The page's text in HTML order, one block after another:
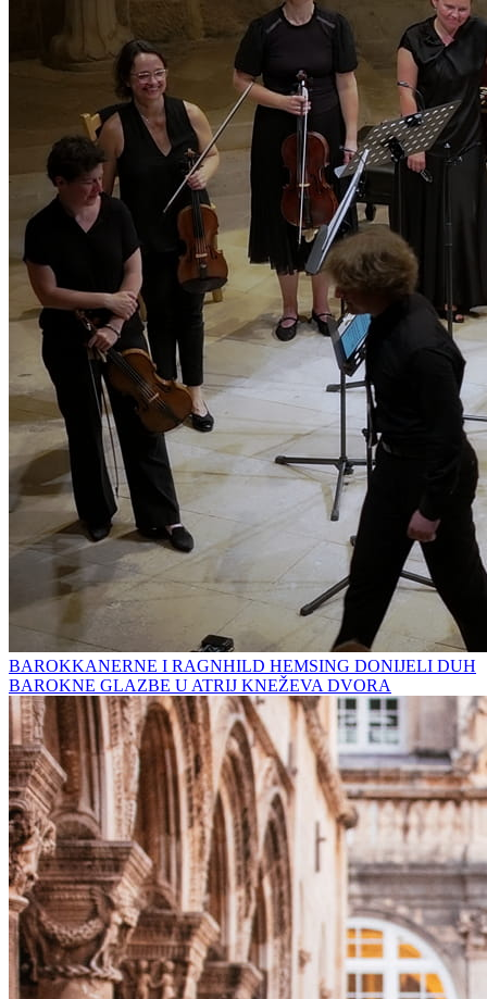
BAROKKANERNE I RAGNHILD HEMSING DONIJELI DUH
BAROKNE GLAZBE U ATRIJ KNEŽEVA DVORA